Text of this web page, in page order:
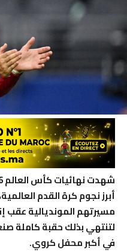
أبرز نجوم كرة القدم
مسيرتهم المونديالية عقب
لتنتهي بذلك حقبة كاملة
في أكبر محفل كروي.